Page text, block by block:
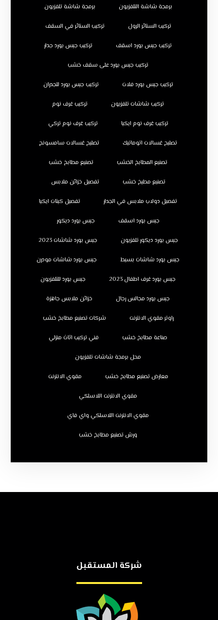
برمجة شاشة التلفزيون برمجة شاشة تلفزيون
تركيب الستائر الرول تركيب الستائر في السقف
تركيب جبس بورد اسقف تركيب جبس بورد جدار
تركيب جبس بورد على سقف خشب
تركيب جبس بورد فلات تركيب جبس بورد للجدران
تركيب شاشات تلفزيون تركيب غرف نوم
تركيب غرف نوم ايكيا تركيب غرف نوم تركي
تصليح غسالات اتوماتيك تصليح غسالات سامسونج
تصنيع المطابخ الخشب تصنيع مطابخ خشب
تصنيع مطبخ خشب تفصيل خزائن ملابس
تفصيل دولاب ملابس في الجدار تفصيل كبتات ايكيا
جبس بورد اسقف جبس بورد ديكور
جبس بورد ديكور تلفزيون جبس بورد شاشات 2023
جبس بورد شاشات بسيط جبس بورد شاشات مودرن
جبس بورد غرف اطفال 2023 جبس بورد للتلفزيون
جبس بورد مجالس رجال خزائن ملابس جاهزة
راوتر مقوي الانترنت شركات تصنيع مطابخ خشب
صناعة مطابخ خشب فني تركيب اثاث منزلي
محل برمجة شاشات تلفزيون
معارض تصنيع مطابخ خشب مقوي الانترنت
مقوي الانترنت اللاسلكي
مقوي الانترنت اللاسلكي واي فاي
ورش تصنيع مطابخ خشب
شركة المستقبل